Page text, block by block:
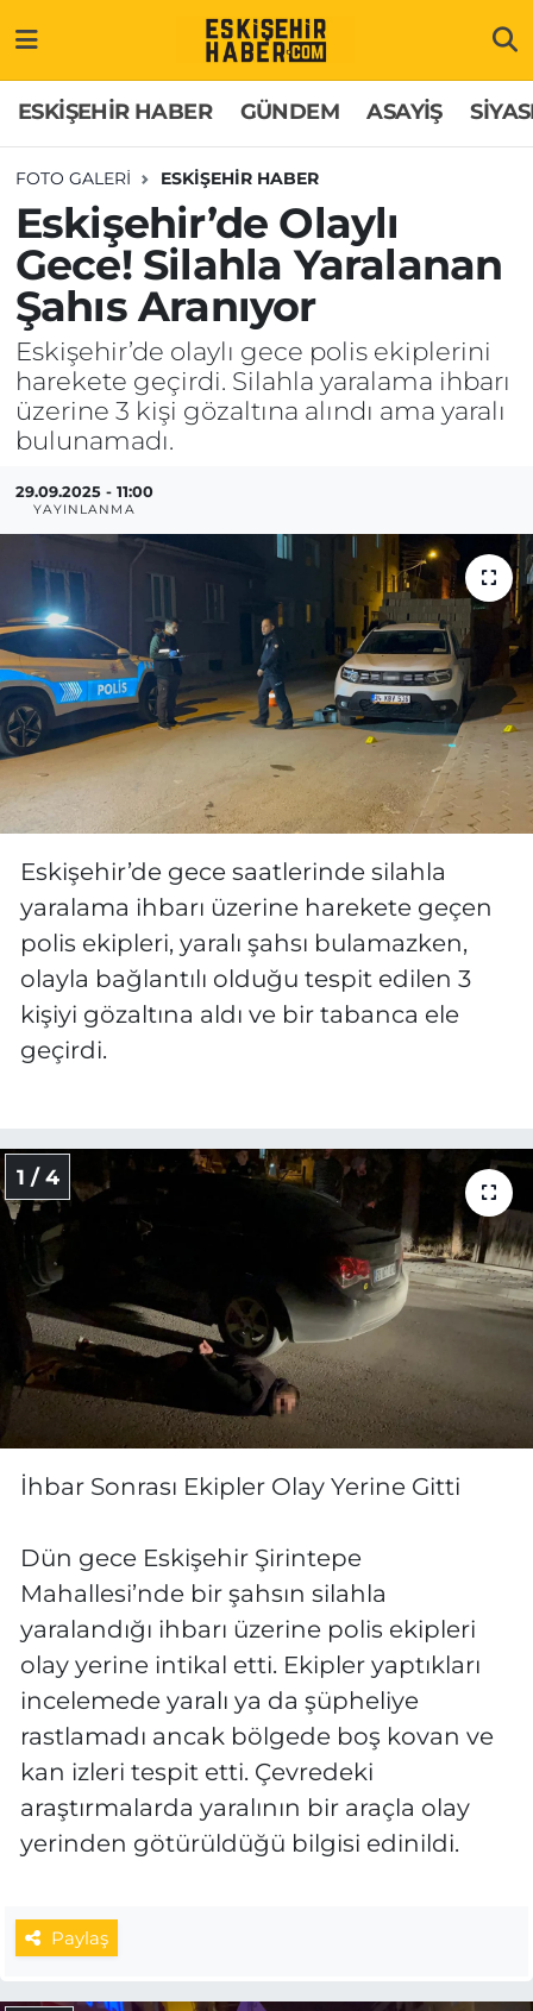
ESKİŞEHİR HABER GÜNDEM ASAYİŞ
FOTO GALERI ESKİŞEHİR HABER
Eskişehir’de Olaylı
Gece! Silahla Yaralanan
Şahıs Aranıyor
Eskişehir’de olaylı gece polis ekiplerini
harekete geçirdi. Silahla yaralama ihbarı
üzerine 3 kişi gözaltına alındı ama yaralı
bulunamadı.
29.09.2025 - 11:00
YAYINLANMA
Eskişehir’de gece saatlerinde silahla
yaralama ihbarı üzerine harekete geçen
polis ekipleri, yaralı şahsı bulamazken,
olayla bağlantılı olduğu tespit edilen 3
kişiyi gözaltına aldı ve bir tabanca ele
geçirdi.
1 / 4
İhbar Sonrası Ekipler Olay Yerine Gitti
Dün gece Eskişehir Şirintepe
Mahallesi’nde bir şahsın silahla
yaralandığı ihbarı üzerine polis ekipleri
olay yerine intikal etti. Ekipler yaptıkları
incelemede yaralı ya da şüpheliye
rastlamadı ancak bölgede boş kovan ve
kan izleri tespit etti. Çevredeki
araştırmalarda yaralının bir araçla olay
yerinden götürüldüğü bilgisi edinildi.
Paylaş
GÜNDEM
ASAYİŞ
SİYASET
SAĞLIK
EĞİTİM
SPOR
MAGAZİN
ESKİŞEHİRSPOR
Hakkımızda
İletişim
Künye
Odunpazarı Trafik Yoğunluk Haritası
Süper Lig Puan Durumu ve Fikstür
Tüm Manşetler
Son Dakika Haberleri
Haber Arşivi